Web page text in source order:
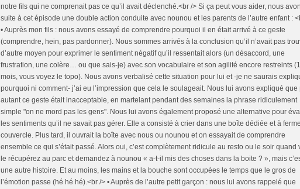
notre fils qui ne comprenait pas ce qu’il avait déclenché.<br /> Si ça peut vous aider, nous
suite à cet épisode une double action conduite avec nounou et les parents de l’autre enfant :
• Auprès mon fils : nous avons essayé de comprendre pourquoi il en était arrivé à ce geste
(comprendre, hein, pas pardonner). Nous sommes arrivés à la conclusion qu’il n’avait pas
d’autre moyen pour exprimer le sentiment négatif qu’il ressentait alors (un désaccord, une
frustration, une colère… ou que sais-je) avec son vocabulaire et son agilité encore restreints
mois, vous voyez le topo). Nous avons verbalisé cette situation pour lui et -je ne saurais
pourquoi ni comment- j’ai eu l’impression que cela le soulageait. Nous lui avons expliqué que
autant ce geste était inacceptable, en martelant pendant des semaines la phrase ridiculement
simple "on ne mord pas les gens". Nous lui avons également proposé une alternative pour
les sentiments qu’il ne savait pas gérer. Elle a consisté à crier dans une boîte dédiée et à
couvercle. Plus tard, il ouvrait la boîte avec nous ou nounou et on essayait de comprendre
ensemble ce qui s’était passé. Alors oui, c’est complètement ridicule au resto ou le soir quand
le récupérez au parc et demandez à nounou « a-t-il mis des choses dans la boite ? », mais
une autre histoire. Et au moins, les mains et la bouche sont occupées le temps que le gros de
l’émotion passe (hé hé hé).<br /> • Auprès de l’autre petit garçon : nous lui avons rappelé que